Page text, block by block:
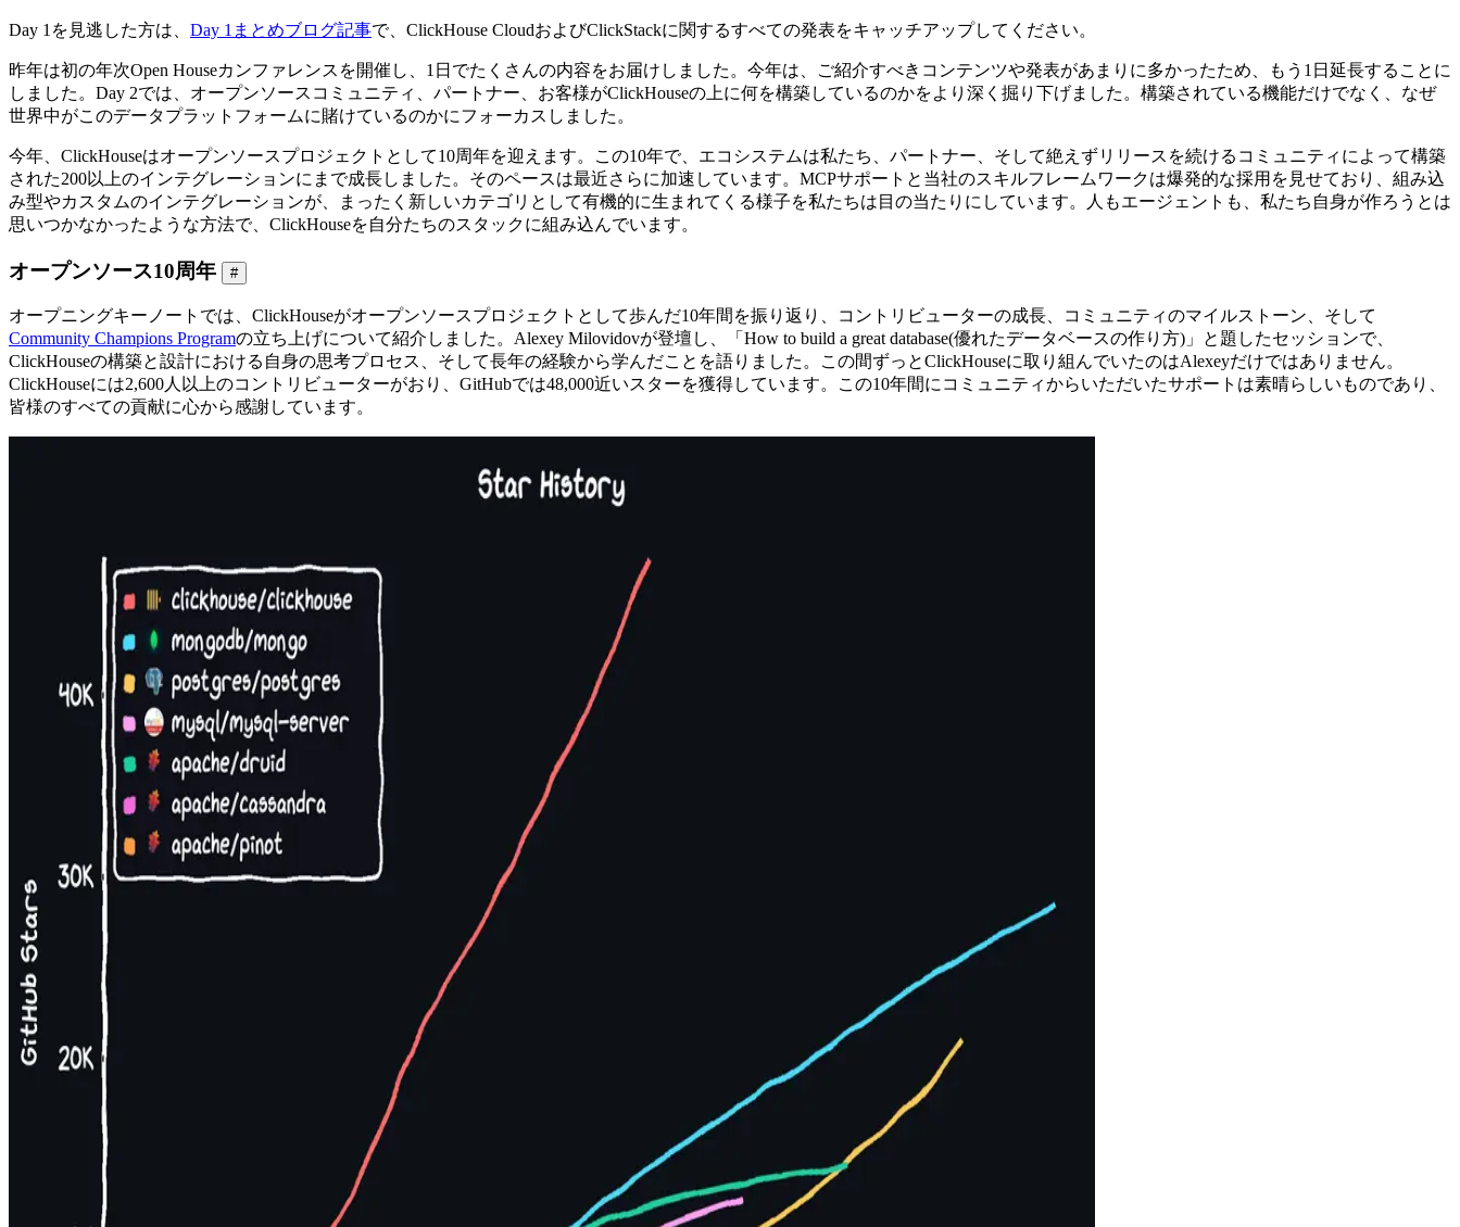
Day 1を見逃した方は、 Day 1まとめブログ記事で、ClickHouse CloudおよびClickStackに関するすべての発表をキャッチアップしてください。
昨年は初の年次Open Houseカンファレンスを開催し、1日でたくさんの内容をお届けしました。今年は、ご紹介すべきコンテンツや発表があまりに多かったため、もう1日延長することに
しました。Day 2では、オープンソースコミュニティ、パートナー、お客様がClickHouseの上に何を構築しているのかをより深く掘り下げました。構築されている機能だけでなく、なぜ
世界中がこのデータプラットフォームに賭けているのかにフォーカスしました。
今年、ClickHouseはオープンソースプロジェクトとして10周年を迎えます。この10年で、エコシステムは私たち、パートナー、そして絶えずリリースを続けるコミュニティによって構築
された200以上のインテグレーションにまで成長しました。そのペースは最近さらに加速しています。MCPサポートと当社のスキルフレームワークは爆発的な採用を見せており、組み込
み型やカスタムのインテグレーションが、まったく新しいカテゴリとして有機的に生まれてくる様子を私たちは目の当たりにしています。人もエージェントも、私たち自身が作ろうとは
思いつかなかったような方法で、ClickHouseを自分たちのスタックに組み込んでいます。
オープンソース10周年 #
オープニングキーノートでは、ClickHouseがオープンソースプロジェクトとして歩んだ10年間を振り返り、コントリビューターの成長、コミュニティのマイルストーン、そして
Community Champions Programの立ち上げについて紹介しました。Alexey Milovidovが登壇し、「How to build a great database(優れたデータベースの作り方)」と題したセッションで、
ClickHouseの構築と設計における自身の思考プロセス、そして長年の経験から学んだことを語りました。この間ずっとClickHouseに取り組んでいたのはAlexeyだけではありません。
ClickHouseには2,600人以上のコントリビューターがおり、GitHubでは48,000近いスターを獲得しています。この10年間にコミュニティからいただいたサポートは素晴らしいものであり、
皆様のすべての貢献に心から感謝しています。